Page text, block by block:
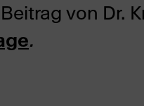
von Dr.
.